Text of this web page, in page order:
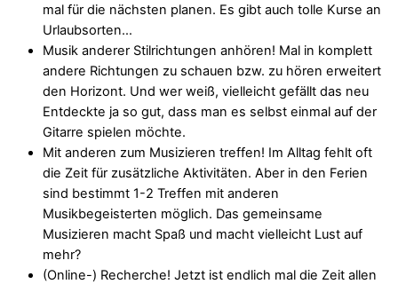
mal für die nächsten planen. Es gibt auch tolle Kurse an
Urlaubsorten…
Musik anderer Stilrichtungen anhören! Mal in komplett
andere Richtungen zu schauen bzw. zu hören erweitert
den Horizont. Und wer weiß, vielleicht gefällt das neu
Entdeckte ja so gut, dass man es selbst einmal auf der
Gitarre spielen möchte.
Mit anderen zum Musizieren treffen! Im Alltag fehlt oft
die Zeit für zusätzliche Aktivitäten. Aber in den Ferien
sind bestimmt 1-2 Treffen mit anderen
Musikbegeisterten möglich. Das gemeinsame
Musizieren macht Spaß und macht vielleicht Lust auf
mehr?
(Online-) Recherche! Jetzt ist endlich mal die Zeit allen